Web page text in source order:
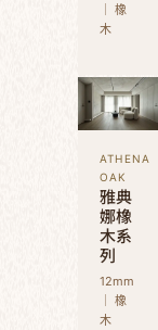
｜ 橡
木
ATHENA
OAK
雅典
娜橡
木系
列
12mm
｜ 橡
木